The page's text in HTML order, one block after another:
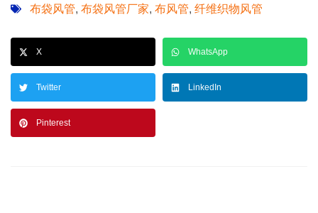
布袋风管, 布袋风管厂家, 布风管, 纤维织物风管
X WhatsApp
Twitter LinkedIn
Pinterest